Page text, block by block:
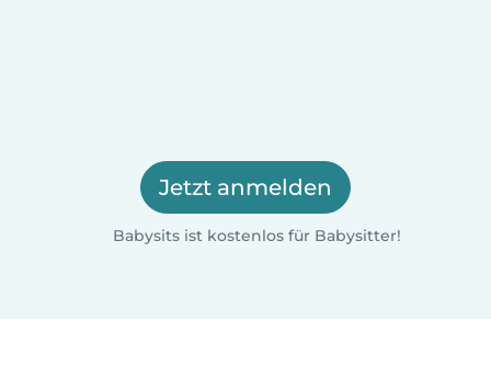
Jetzt anmelden
Babysits ist kostenlos für Babysitter!